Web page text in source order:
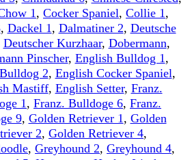
1 , Cocker Spaniel, Collie 1 ,
, Dackel 1 , Dalmatiner 2, Deutsche
Deutscher Kurzhaar, Dobermann,
Pinscher, English Bulldog 1 ,
2, English Cocker Spaniel,
Mastiff, English Setter, Franz.
1 , Franz. Bulldoge 6, Franz.
9, Golden Retriever 1 , Golden
2, Golden Retriever 4,
, Greyhound 2, Greyhound 4,